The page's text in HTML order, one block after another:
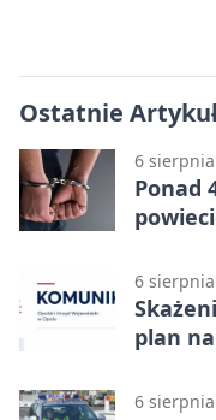
Ostatnie
6
Ponad
6
plan
6